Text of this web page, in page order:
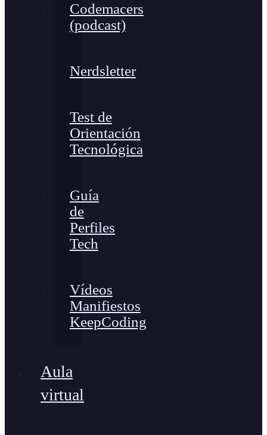
Codemacers
(podcast)
Nerdsletter
Test de
Orientación
Tecnológica
Guía
de
Perfiles
Tech
Vídeos
Manifiestos
KeepCoding
Aula
virtual